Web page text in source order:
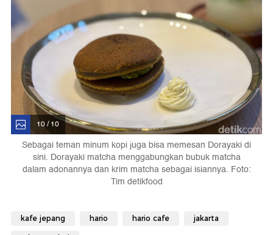
10 / 10
Sebagai teman minum kopi juga bisa memesan Dorayaki di
sini. Dorayaki matcha menggabungkan bubuk matcha
dalam adonannya dan krim matcha sebagai isiannya. Foto:
Tim detikfood
kafe jepang hario hario cafe jakarta